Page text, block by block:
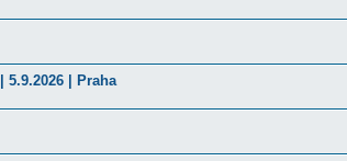
| Praha